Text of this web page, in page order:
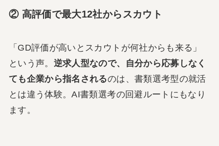
② 高評価で最大12社からスカウト
「GD評価が高いとスカウトが何社からも来る」
という声。 逆求人型なので、自分から応募しなく
ても企業から指名されるのは、書類選考型の就活
とは違う体験。AI書類選考の回避ルートにもなり
ます。